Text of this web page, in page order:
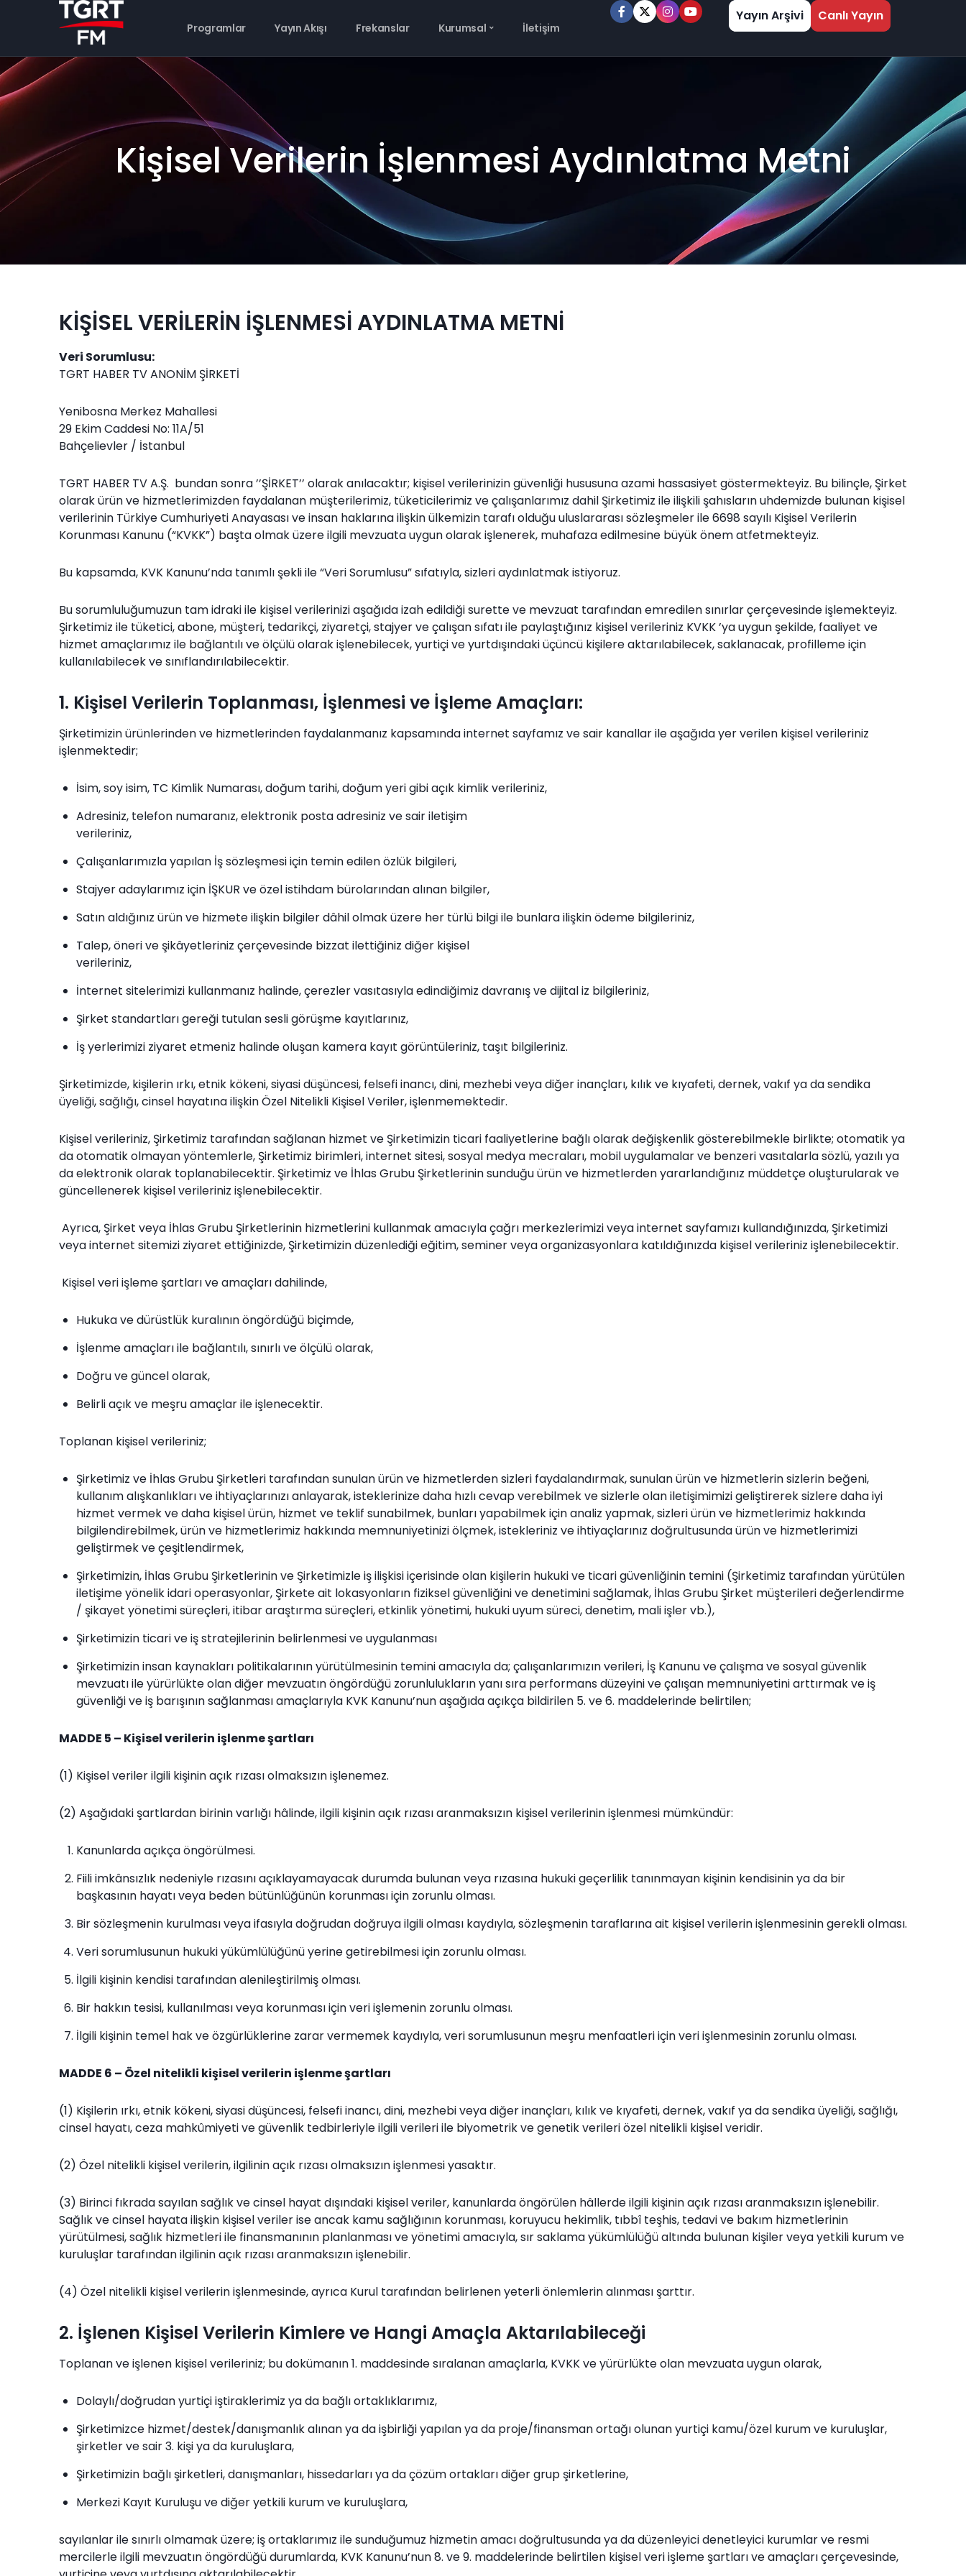
Programlar Yayın Akışı Frekanslar Kurumsal İletişim
Yayın Arşivi Canlı Yayın
Kişisel Verilerin İşlenmesi Aydınlatma Metni
KİŞİSEL VERİLERİN İŞLENMESİ AYDINLATMA METNİ
Veri Sorumlusu:
TGRT HABER TV ANONİM ŞİRKETİ
Yenibosna Merkez Mahallesi
29 Ekim Caddesi No: 11A/51
Bahçelievler / İstanbul
TGRT HABER TV A.Ş. bundan sonra ’’ŞİRKET’’ olarak anılacaktır; kişisel verilerinizin güvenliği hususuna azami hassasiyet göstermekteyiz. Bu bilinçle, Şirket
olarak ürün ve hizmetlerimizden faydalanan müşterilerimiz, tüketicilerimiz ve çalışanlarımız dahil Şirketimiz ile ilişkili şahısların uhdemizde bulunan kişisel
verilerinin Türkiye Cumhuriyeti Anayasası ve insan haklarına ilişkin ülkemizin tarafı olduğu uluslararası sözleşmeler ile 6698 sayılı Kişisel Verilerin
Korunması Kanunu (“KVKK”) başta olmak üzere ilgili mevzuata uygun olarak işlenerek, muhafaza edilmesine büyük önem atfetmekteyiz.
Bu kapsamda, KVK Kanunu’nda tanımlı şekli ile “Veri Sorumlusu” sıfatıyla, sizleri aydınlatmak istiyoruz.
Bu sorumluluğumuzun tam idraki ile kişisel verilerinizi aşağıda izah edildiği surette ve mevzuat tarafından emredilen sınırlar çerçevesinde işlemekteyiz.
Şirketimiz ile tüketici, abone, müşteri, tedarikçi, ziyaretçi, stajyer ve çalışan sıfatı ile paylaştığınız kişisel verileriniz KVKK ’ya uygun şekilde, faaliyet ve
hizmet amaçlarımız ile bağlantılı ve ölçülü olarak işlenebilecek, yurtiçi ve yurtdışındaki üçüncü kişilere aktarılabilecek, saklanacak, profilleme için
kullanılabilecek ve sınıflandırılabilecektir.
1. Kişisel Verilerin Toplanması, İşlenmesi ve İşleme Amaçları:
Şirketimizin ürünlerinden ve hizmetlerinden faydalanmanız kapsamında internet sayfamız ve sair kanallar ile aşağıda yer verilen kişisel verileriniz
işlenmektedir;
İsim, soy isim, TC Kimlik Numarası, doğum tarihi, doğum yeri gibi açık kimlik verileriniz,
Adresiniz, telefon numaranız, elektronik posta adresiniz ve sair iletişim
verileriniz,
Çalışanlarımızla yapılan İş sözleşmesi için temin edilen özlük bilgileri,
Stajyer adaylarımız için İŞKUR ve özel istihdam bürolarından alınan bilgiler,
Satın aldığınız ürün ve hizmete ilişkin bilgiler dâhil olmak üzere her türlü bilgi ile bunlara ilişkin ödeme bilgileriniz,
Talep, öneri ve şikâyetleriniz çerçevesinde bizzat ilettiğiniz diğer kişisel
verileriniz,
İnternet sitelerimizi kullanmanız halinde, çerezler vasıtasıyla edindiğimiz davranış ve dijital iz bilgileriniz,
Şirket standartları gereği tutulan sesli görüşme kayıtlarınız,
İş yerlerimizi ziyaret etmeniz halinde oluşan kamera kayıt görüntüleriniz, taşıt bilgileriniz.
Şirketimizde, kişilerin ırkı, etnik kökeni, siyasi düşüncesi, felsefi inancı, dini, mezhebi veya diğer inançları, kılık ve kıyafeti, dernek, vakıf ya da sendika
üyeliği, sağlığı, cinsel hayatına ilişkin Özel Nitelikli Kişisel Veriler, işlenmemektedir.
Kişisel verileriniz, Şirketimiz tarafından sağlanan hizmet ve Şirketimizin ticari faaliyetlerine bağlı olarak değişkenlik gösterebilmekle birlikte; otomatik ya
da otomatik olmayan yöntemlerle, Şirketimiz birimleri, internet sitesi, sosyal medya mecraları, mobil uygulamalar ve benzeri vasıtalarla sözlü, yazılı ya
da elektronik olarak toplanabilecektir. Şirketimiz ve İhlas Grubu Şirketlerinin sunduğu ürün ve hizmetlerden yararlandığınız müddetçe oluşturularak ve
güncellenerek kişisel verileriniz işlenebilecektir.
Ayrıca, Şirket veya İhlas Grubu Şirketlerinin hizmetlerini kullanmak amacıyla çağrı merkezlerimizi veya internet sayfamızı kullandığınızda, Şirketimizi
veya internet sitemizi ziyaret ettiğinizde, Şirketimizin düzenlediği eğitim, seminer veya organizasyonlara katıldığınızda kişisel verileriniz işlenebilecektir.
Kişisel veri işleme şartları ve amaçları dahilinde,
Hukuka ve dürüstlük kuralının öngördüğü biçimde,
İşlenme amaçları ile bağlantılı, sınırlı ve ölçülü olarak,
Doğru ve güncel olarak,
Belirli açık ve meşru amaçlar ile işlenecektir.
Toplanan kişisel verileriniz;
Şirketimiz ve İhlas Grubu Şirketleri tarafından sunulan ürün ve hizmetlerden sizleri faydalandırmak, sunulan ürün ve hizmetlerin sizlerin beğeni,
kullanım alışkanlıkları ve ihtiyaçlarınızı anlayarak, isteklerinize daha hızlı cevap verebilmek ve sizlerle olan iletişimimizi geliştirerek sizlere daha iyi
hizmet vermek ve daha kişisel ürün, hizmet ve teklif sunabilmek, bunları yapabilmek için analiz yapmak, sizleri ürün ve hizmetlerimiz hakkında
bilgilendirebilmek, ürün ve hizmetlerimiz hakkında memnuniyetinizi ölçmek, istekleriniz ve ihtiyaçlarınız doğrultusunda ürün ve hizmetlerimizi
geliştirmek ve çeşitlendirmek,
Şirketimizin, İhlas Grubu Şirketlerinin ve Şirketimizle iş ilişkisi içerisinde olan kişilerin hukuki ve ticari güvenliğinin temini (Şirketimiz tarafından yürütülen
iletişime yönelik idari operasyonlar, Şirkete ait lokasyonların fiziksel güvenliğini ve denetimini sağlamak, İhlas Grubu Şirket müşterileri değerlendirme
/ şikayet yönetimi süreçleri, itibar araştırma süreçleri, etkinlik yönetimi, hukuki uyum süreci, denetim, mali işler vb.),
Şirketimizin ticari ve iş stratejilerinin belirlenmesi ve uygulanması
Şirketimizin insan kaynakları politikalarının yürütülmesinin temini amacıyla da; çalışanlarımızın verileri, İş Kanunu ve çalışma ve sosyal güvenlik
mevzuatı ile yürürlükte olan diğer mevzuatın öngördüğü zorunlulukların yanı sıra performans düzeyini ve çalışan memnuniyetini arttırmak ve iş
güvenliği ve iş barışının sağlanması amaçlarıyla KVK Kanunu’nun aşağıda açıkça bildirilen 5. ve 6. maddelerinde belirtilen;
MADDE 5 – Kişisel verilerin işlenme şartları
(1) Kişisel veriler ilgili kişinin açık rızası olmaksızın işlenemez.
(2) Aşağıdaki şartlardan birinin varlığı hâlinde, ilgili kişinin açık rızası aranmaksızın kişisel verilerinin işlenmesi mümkündür:
Kanunlarda açıkça öngörülmesi.
Fiili imkânsızlık nedeniyle rızasını açıklayamayacak durumda bulunan veya rızasına hukuki geçerlilik tanınmayan kişinin kendisinin ya da bir
başkasının hayatı veya beden bütünlüğünün korunması için zorunlu olması.
Bir sözleşmenin kurulması veya ifasıyla doğrudan doğruya ilgili olması kaydıyla, sözleşmenin taraflarına ait kişisel verilerin işlenmesinin gerekli olması.
Veri sorumlusunun hukuki yükümlülüğünü yerine getirebilmesi için zorunlu olması.
İlgili kişinin kendisi tarafından alenileştirilmiş olması.
Bir hakkın tesisi, kullanılması veya korunması için veri işlemenin zorunlu olması.
İlgili kişinin temel hak ve özgürlüklerine zarar vermemek kaydıyla, veri sorumlusunun meşru menfaatleri için veri işlenmesinin zorunlu olması.
MADDE 6 – Özel nitelikli kişisel verilerin işlenme şartları
(1) Kişilerin ırkı, etnik kökeni, siyasi düşüncesi, felsefi inancı, dini, mezhebi veya diğer inançları, kılık ve kıyafeti, dernek, vakıf ya da sendika üyeliği, sağlığı,
cinsel hayatı, ceza mahkûmiyeti ve güvenlik tedbirleriyle ilgili verileri ile biyometrik ve genetik verileri özel nitelikli kişisel veridir.
(2) Özel nitelikli kişisel verilerin, ilgilinin açık rızası olmaksızın işlenmesi yasaktır.
(3) Birinci fıkrada sayılan sağlık ve cinsel hayat dışındaki kişisel veriler, kanunlarda öngörülen hâllerde ilgili kişinin açık rızası aranmaksızın işlenebilir.
Sağlık ve cinsel hayata ilişkin kişisel veriler ise ancak kamu sağlığının korunması, koruyucu hekimlik, tıbbî teşhis, tedavi ve bakım hizmetlerinin
yürütülmesi, sağlık hizmetleri ile finansmanının planlanması ve yönetimi amacıyla, sır saklama yükümlülüğü altında bulunan kişiler veya yetkili kurum ve
kuruluşlar tarafından ilgilinin açık rızası aranmaksızın işlenebilir.
(4) Özel nitelikli kişisel verilerin işlenmesinde, ayrıca Kurul tarafından belirlenen yeterli önlemlerin alınması şarttır.
2. İşlenen Kişisel Verilerin Kimlere ve Hangi Amaçla Aktarılabileceği
Toplanan ve işlenen kişisel verileriniz; bu dokümanın 1. maddesinde sıralanan amaçlarla, KVKK ve yürürlükte olan mevzuata uygun olarak,
Dolaylı/doğrudan yurtiçi iştiraklerimiz ya da bağlı ortaklıklarımız,
Şirketimizce hizmet/destek/danışmanlık alınan ya da işbirliği yapılan ya da proje/finansman ortağı olunan yurtiçi kamu/özel kurum ve kuruluşlar,
şirketler ve sair 3. kişi ya da kuruluşlara,
Şirketimizin bağlı şirketleri, danışmanları, hissedarları ya da çözüm ortakları diğer grup şirketlerine,
Merkezi Kayıt Kuruluşu ve diğer yetkili kurum ve kuruluşlara,
sayılanlar ile sınırlı olmamak üzere; iş ortaklarımız ile sunduğumuz hizmetin amacı doğrultusunda ya da düzenleyici denetleyici kurumlar ve resmi
mercilerle ilgili mevzuatın öngördüğü durumlarda, KVK Kanunu’nun 8. ve 9. maddelerinde belirtilen kişisel veri işleme şartları ve amaçları çerçevesinde,